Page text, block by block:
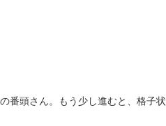
い。
番頭さん。もう少し進むと、格子